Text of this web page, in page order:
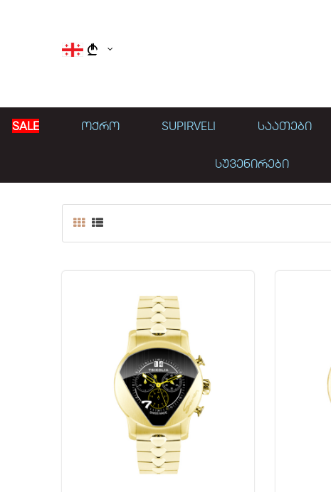
}
SALE ᲝᲥᲠᲝ SUPIRVELI ᲡᲐᲐᲗᲔᲑᲘ
ᲡᲣᲕᲔᲜᲘᲠᲔᲑᲘ